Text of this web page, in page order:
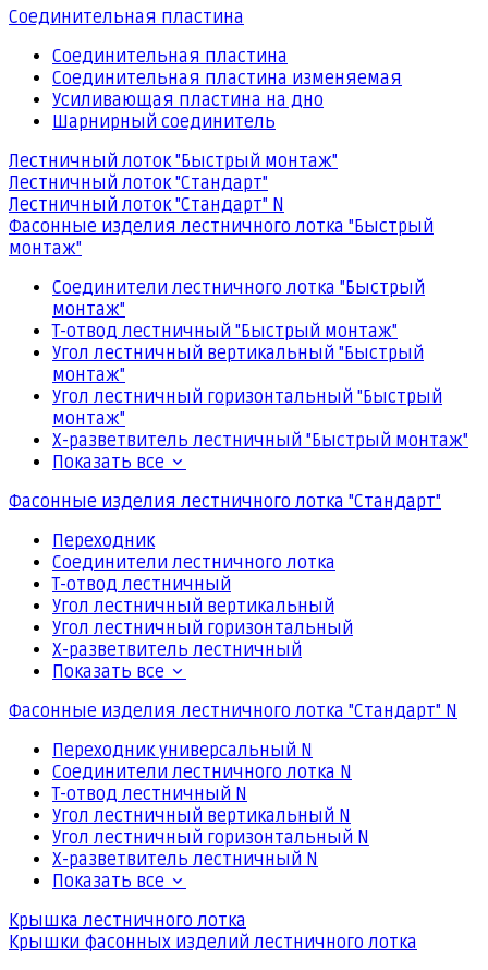
Соединительная пластина
Соединительная пластина
Соединительная пластина изменяемая
Усиливающая пластина на дно
Шарнирный соединитель
Лестничный лоток "Быстрый монтаж"
Лестничный лоток "Стандарт"
Лестничный лоток "Стандарт" N
Фасонные изделия лестничного лотка "Быстрый
монтаж"
Соединители лестничного лотка "Быстрый
монтаж"
Т-отвод лестничный "Быстрый монтаж"
Угол лестничный вертикальный "Быстрый
монтаж"
Угол лестничный горизонтальный "Быстрый
монтаж"
Х-разветвитель лестничный "Быстрый монтаж"
Показать все
Фасонные изделия лестничного лотка "Стандарт"
Переходник
Соединители лестничного лотка
Т-отвод лестничный
Угол лестничный вертикальный
Угол лестничный горизонтальный
Х-разветвитель лестничный
Показать все
Фасонные изделия лестничного лотка "Стандарт" N
Переходник универсальный N
Соединители лестничного лотка N
Т-отвод лестничный N
Угол лестничный вертикальный N
Угол лестничный горизонтальный N
Х-разветвитель лестничный N
Показать все
Крышка лестничного лотка
Крышки фасонных изделий лестничного лотка